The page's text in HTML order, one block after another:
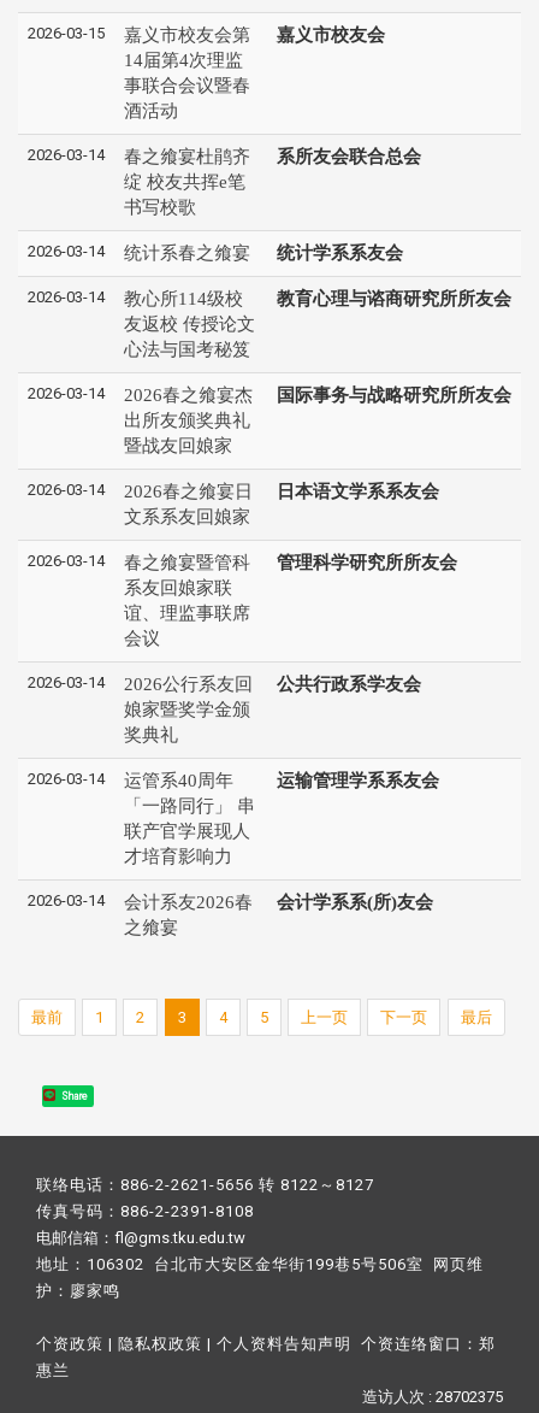
2026-03-15
嘉义市校友会第
14届第4次理监
事联合会议暨春
酒活动
嘉义市校友会
2026-03-14
春之飨宴杜鹃齐
绽 校友共挥e笔
书写校歌
系所友会联合总会
2026-03-14 统计系春之飨宴 统计学系系友会
2026-03-14
教心所114级校
友返校 传授论文
心法与国考秘笈
教育心理与谘商研究所所友会
2026-03-14
2026春之飨宴杰
出所友颁奖典礼
暨战友回娘家
国际事务与战略研究所所友会
2026-03-14
2026春之飨宴日
文系系友回娘家
日本语文学系系友会
2026-03-14
春之飨宴暨管科
系友回娘家联
谊、理监事联席
会议
管理科学研究所所友会
2026-03-14
2026公行系友回
娘家暨奖学金颁
奖典礼
公共行政系学友会
2026-03-14
运管系40周年
「一路同行」 串
联产官学展现人
才培育影响力
运输管理学系系友会
2026-03-14
会计系友2026春
之飨宴
会计学系系(所)友会
最前 1 2 3 4 5 上一页 下一页 最后
Share
联络电话：886-2-2621-5656 转 8122～8127
传真号码：886-2-2391-8108
电邮信箱：fl@gms.tku.edu.tw
地址：106302 台北市大安区金华街199巷5号506室 网页维
护： 廖家鸣​
个资政策 | 隐私权政策 | 个人资料告知声明 个资连络窗口： 郑
惠兰
造访人次 : 28702375